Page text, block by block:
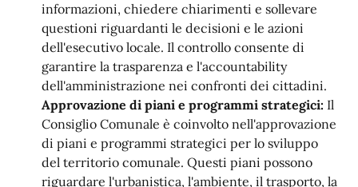
informazioni, chiedere chiarimenti e sollevare
questioni riguardanti le decisioni e le azioni
dell'esecutivo locale. Il controllo consente di
garantire la trasparenza e l'accountability
dell'amministrazione nei confronti dei cittadini.
Approvazione di piani e programmi strategici: Il
Consiglio Comunale è coinvolto nell'approvazione
di piani e programmi strategici per lo sviluppo
del territorio comunale. Questi piani possono
riguardare l'urbanistica, l'ambiente, il trasporto, la